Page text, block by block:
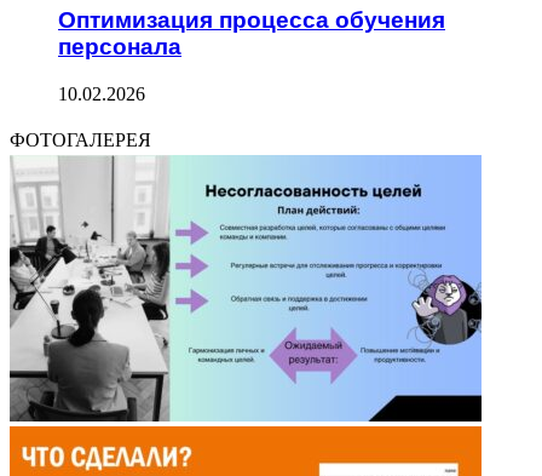
Оптимизация процесса обучения
персонала
10.02.2026
ФОТОГАЛЕРЕЯ